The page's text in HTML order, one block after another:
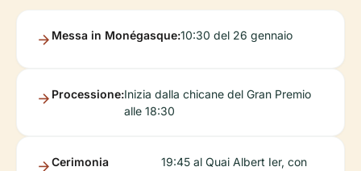
Messa in Monégasque:10:30 del 26 gennaio
Processione:Inizia dalla chicane del Gran Premio
alle 18:30
Cerimonia
19:45 al Quai Albert Ier, con